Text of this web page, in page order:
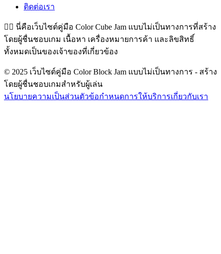
ติดต่อเรา
👉🏻 นี่คือเว็บไซต์คู่มือ Color Cube Jam แบบไม่เป็นทางการที่สร้าง
โดยผู้ชื่นชอบเกม เนื้อหา เครื่องหมายการค้า และลิขสิทธิ์
ทั้งหมดเป็นของเจ้าของที่เกี่ยวข้อง
© 2025 เว็บไซต์คู่มือ Color Block Jam แบบไม่เป็นทางการ - สร้าง
โดยผู้ชื่นชอบเกมสำหรับผู้เล่น
นโยบายความเป็นส่วนตัวข้อกำหนดการให้บริการเกี่ยวกับเรา